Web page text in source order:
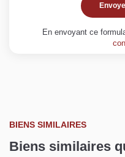
En envoyant ce
BIENS SIMILAIRES
Biens similaires